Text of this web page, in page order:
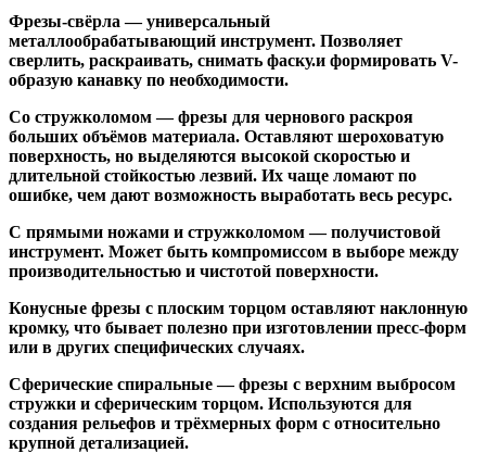
Фрезы-свёрла — универсальный
металлообрабатывающий инструмент. Позволяет
сверлить, раскраивать, снимать фаску.и формировать V-
образую канавку по необходимости.
Со стружколомом— фрезы для чернового раскроя
больших объёмов материала. Оставляют шероховатую
поверхность, но выделяются высокой скоростью и
длительной стойкостью лезвий. Их чаще ломают по
ошибке, чем дают возможность выработать весь ресурс.
С прямыми ножами и стружколомом— получистовой
инструмент. Может быть компромиссом в выборе между
производительностью и чистотой поверхности.
Конусные фрезы с плоским торцом оставляют наклонную
кромку, что бывает полезно при изготовлении пресс-форм
или в других специфических случаях.
Сферические спиральные— фрезы с верхним выбросом
стружки и сферическим торцом. Используются для
создания рельефов и трёхмерных форм с относительно
крупной детализацией.